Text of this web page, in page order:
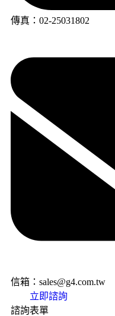
傳真：02-25031802
信箱：sales@g4.com.tw
立即諮詢
諮詢表單